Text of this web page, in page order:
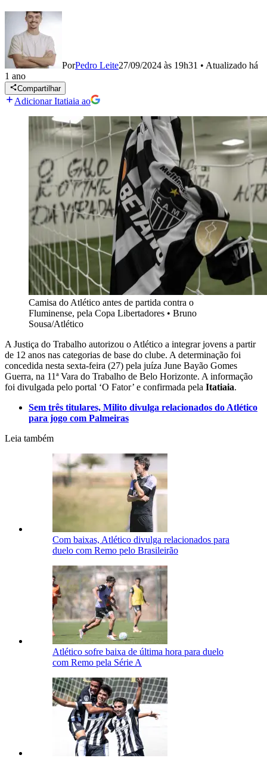
PorPedro Leite27/09/2024 às 19h31 • Atualizado há
1 ano
Compartilhar
Adicionar Itatiaia ao
Camisa do Atlético antes de partida contra o
Fluminense, pela Copa Libertadores • Bruno
Sousa/Atlético
A Justiça do Trabalho autorizou o Atlético a integrar jovens a partir
de 12 anos nas categorias de base do clube. A determinação foi
concedida nesta sexta-feira (27) pela juíza June Bayão Gomes
Guerra, na 11ª Vara do Trabalho de Belo Horizonte. A informação
foi divulgada pelo portal ‘O Fator’ e confirmada pela Itatiaia.
Sem três titulares, Milito divulga relacionados do Atlético
para jogo com Palmeiras
Leia também
Com baixas, Atlético divulga relacionados para
duelo com Remo pelo Brasileirão
Atlético sofre baixa de última hora para duelo
com Remo pela Série A